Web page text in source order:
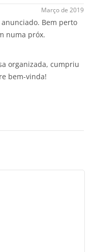
Março de 2019
anunciado. Bem perto
numa próx.
organizada, cumpriu
bem-vinda!